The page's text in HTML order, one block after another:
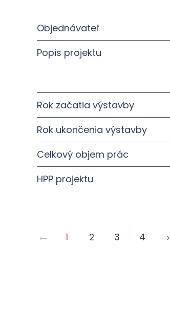
Objednávateľ
Popis projektu
Rok začatia výstavby
Rok ukončenia výstavby
Celkový objem prác
HPP projektu
1 2 3 4